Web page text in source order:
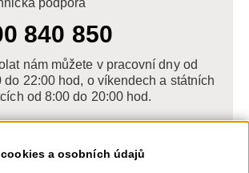
a osobních údajů
podpora
840 850
nám můžete v pracovní dny od
do 22:00 hod, o víkendech a státních
od 8:00 do 20:00 hod.
nám